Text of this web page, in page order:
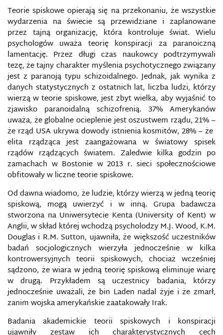
Teorie spiskowe opierają się na przekonaniu, że wszystkie
wydarzenia na świecie są przewidziane i zaplanowane
przez tajną organizację, która kontroluje świat. Wielu
psychologów uważa teorię konspiracji za paranoiczną
lamentację. Przez długi czas naukowcy podtrzymywali
tezę, że tajny charakter myślenia psychotycznego związany
jest z paranoją typu schizoidalnego. Jednak, jak wynika z
danych statystycznych z ostatnich lat, liczba ludzi, którzy
wierzą w teorie spiskowe, jest zbyt wielka, aby wyjaśnić to
zjawisko paranoidalną schizofrenią. 37% Amerykanów
uważa, że ​​globalne ocieplenie jest oszustwem rządu, 21% –
że ​​rząd USA ukrywa dowody istnienia kosmitów, 28% – że ​​
elita rządząca jest zaangażowana w światowy spisek
rządów rządzących światem. Zaledwie kilka godzin po
zamachach w Bostonie w 2013 r. sieci społecznościowe
obfitowały w liczne teorie spiskowe.
Od dawna wiadomo, że ludzie, którzy wierzą w jedną teorię
spiskową, mogą uwierzyć i w inną. Grupa badawcza
stworzona na Uniwersytecie Kenta (University of Kent) w
Anglii, w skład której wchodzą psycholodzy M.J. Wood, K.M.
Douglas i R.M. Sutton, ujawniła, że większość uczestników
badań socjologicznych wierzyła jednocześnie w kilka
kontrowersyjnych teorii spiskowych, chociaż wcześniej
sądzono, że wiara w jedną teorię spiskową eliminuje wiarę
w drugą. Przykładem są uczestnicy badania, którzy
jednocześnie uważali, że bin Laden nadal żyje i że zmarł,
zanim wojska amerykańskie zaatakowały Irak.
Badania akademickie teorii spiskowych i konspiracji